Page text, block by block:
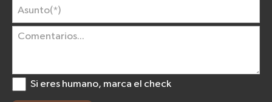
Si eres humano, marca el check